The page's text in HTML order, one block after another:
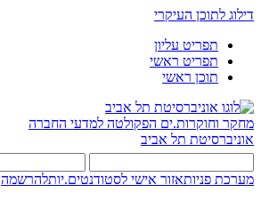
דילוג לתוכן העיקרי
תפריט עליון
תפריט ראשי
תוכן ראשי
מחקר וחוקרות.ים הפקולטה למדעי החברה
אוניברסיטת תל אביב
מערכת פניותאזור אישי לסטודנטים.יותלהרשמה